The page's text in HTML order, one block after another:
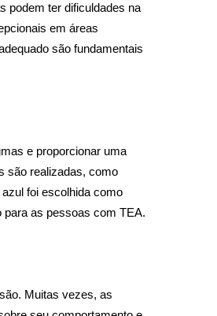
podem ter dificuldades na
em áreas
são fundamentais
e proporcionar uma
são realizadas, como
foi escolhida como
para as pessoas com TEA.
Muitas vezes, as